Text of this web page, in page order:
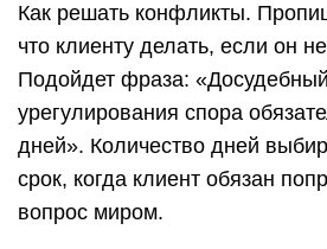
Как решать конфликты.
что клиенту делать, если он
Подойдет фраза:
урегулирования спора
дней». Количество дней
срок, когда клиент обязан
вопрос миром.